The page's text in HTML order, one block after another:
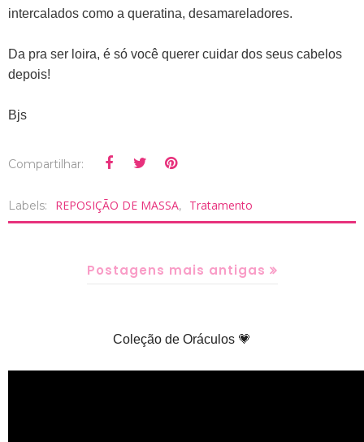
intercalados como a queratina, desamareladores.
Da pra ser loira, é só você querer cuidar dos seus cabelos
depois!
Bjs
Compartilhar:
Labels: REPOSIÇÃO DE MASSA, Tratamento
Postagens mais antigas
Coleção de Oráculos 💗